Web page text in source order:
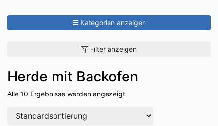
Kategorien anzeigen
Filter anzeigen
Herde mit Backofen
Alle 10 Ergebnisse werden angezeigt